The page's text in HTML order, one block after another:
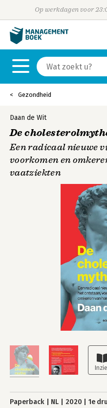
Op werkdagen voor
Gezondheid
Daan de Wit
De
Een radicaal nieuwe
voorkomen en
vaatziekten
Paperback NL 2020 1e